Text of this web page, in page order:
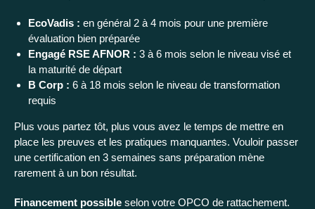
EcoVadis : en général 2 à 4 mois pour une première
évaluation bien préparée
Engagé RSE AFNOR : 3 à 6 mois selon le niveau visé et
la maturité de départ
B Corp : 6 à 18 mois selon le niveau de transformation
requis
Plus vous partez tôt, plus vous avez le temps de mettre en
place les preuves et les pratiques manquantes. Vouloir passer
une certification en 3 semaines sans préparation mène
rarement à un bon résultat.
Financement possible selon votre OPCO de rattachement.